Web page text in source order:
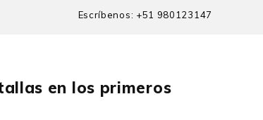
Escríbenos: +51 980123147
en los primeros